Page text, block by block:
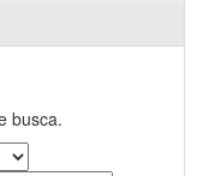
busca.